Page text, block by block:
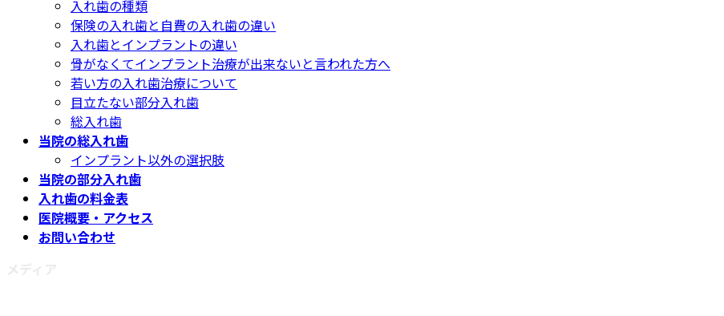
入れ歯の種類
保険の入れ歯と自費の入れ歯の違い
入れ歯とインプラントの違い
骨がなくてインプラント治療が出来ないと言われた方へ
若い方の入れ歯治療について
目立たない部分入れ歯
総入れ歯
当院の総入れ歯
インプラント以外の選択肢
当院の部分入れ歯
入れ歯の料金表
医院概要・アクセス
お問い合わせ